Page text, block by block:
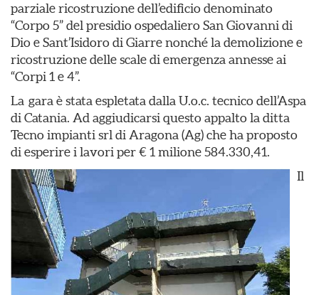
parziale ricostruzione dell’edificio denominato
“Corpo 5” del presidio ospedaliero San Giovanni di
Dio e Sant’Isidoro di Giarre nonché la demolizione e
ricostruzione delle scale di emergenza annesse ai
“Corpi 1 e 4”.
La gara è stata espletata dalla U.o.c. tecnico dell’Aspa
di Catania. Ad aggiudicarsi questo appalto la ditta
Tecno impianti srl di Aragona (Ag) che ha proposto
di esperire i lavori per € 1 milione 584.330,41.
Il